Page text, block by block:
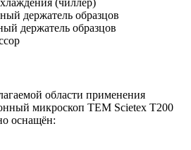
(чиллер)
держатель образцов
держатель образцов
области применения
микроскоп TEM Scietex T200
оснащён: